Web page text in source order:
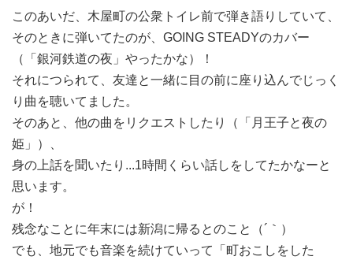
このあいだ、木屋町の公衆トイレ前で弾き語りしていて、
そのときに弾いてたのが、GOING STEADYのカバー
（「銀河鉄道の夜」やったかな）！
それにつられて、友達と一緒に目の前に座り込んでじっく
り曲を聴いてました。
そのあと、他の曲をリクエストしたり（「月王子と夜の
姫」）、
身の上話を聞いたり...1時間くらい話しをしてたかなーと
思います。
が！
残念なことに年末には新潟に帰るとのこと（´｀）
でも、地元でも音楽を続けていって「町おこしをした